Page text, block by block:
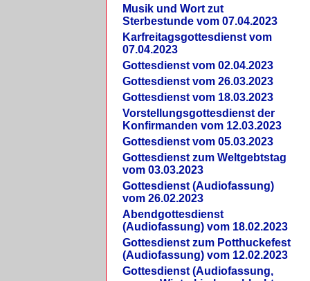
Musik und Wort zut
Sterbestunde vom 07.04.2023
Karfreitagsgottesdienst vom
07.04.2023
Gottesdienst vom 02.04.2023
Gottesdienst vom 26.03.2023
Gottesdienst vom 18.03.2023
Vorstellungsgottesdienst der
Konfirmanden vom 12.03.2023
Gottesdienst vom 05.03.2023
Gottesdienst zum Weltgebtstag
vom 03.03.2023
Gottesdienst (Audiofassung)
vom 26.02.2023
Abendgottesdienst
(Audiofassung) vom 18.02.2023
Gottesdienst zum Potthuckefest
(Audiofassung) vom 12.02.2023
Gottesdienst (Audiofassung,